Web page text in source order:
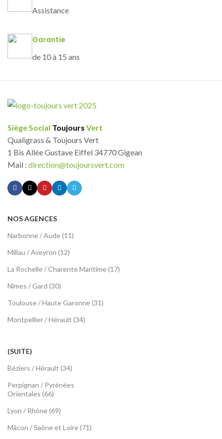
Assistance
Garantie
de 10 à 15 ans
Siège Social Toujours Vert
Qualigrass & Toujours Vert
1 Bis Allée Gustave Eiffel 34770 Gigean
Mail : direction@toujoursvert.com
NOS AGENCES
Narbonne / Aude (11)
Millau / Aveyron (12)
La Rochelle / Charente Maritime (17)
Nîmes / Gard (30)
Toulouse / Haute Garonne (31)
Montpellier / Hérault (34)
(SUITE)
Béziers / Hérault (34)
Perpignan / Pyrénées
Orientales (66)
Lyon / Rhône (69)
Mâcon / Saône et Loire (71)